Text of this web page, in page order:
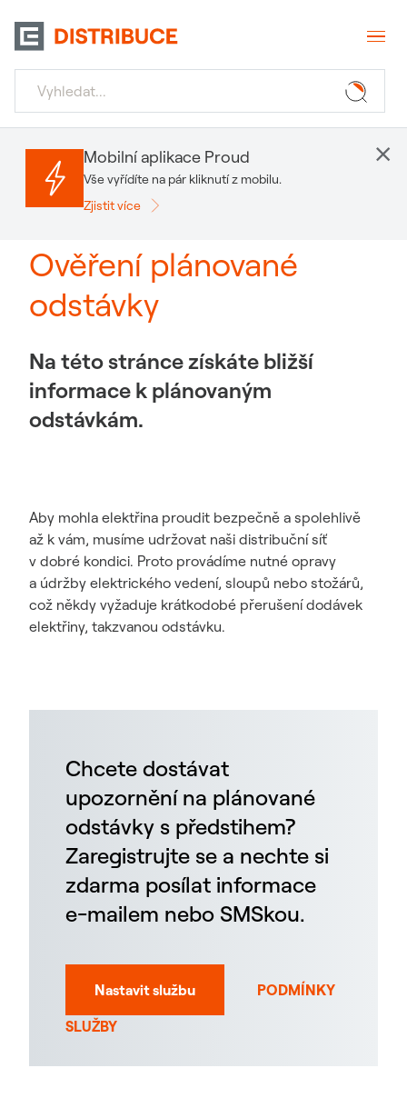
Ověření plánované
odstávky
Na této stránce získáte bližší
informace k plánovaným
odstávkám.
Aby mohla elektřina proudit bezpečně a spolehlivě
až k vám, musíme udržovat naši distribuční síť
v dobré kondici. Proto provádíme nutné opravy
a údržby elektrického vedení, sloupů nebo stožárů,
což někdy vyžaduje krátkodobé přerušení dodávek
elektřiny, takzvanou odstávku.
Mobilní aplikace Proud
Vše vyřídíte na pár kliknutí z mobilu.
Zjistit více
×
Chcete dostávat
upozornění na plánované
odstávky s předstihem?
Zaregistrujte se a nechte si
zdarma posílat informace
e-mailem nebo SMSkou.
Nastavit službu
PODMÍNKY
SLUŽBY